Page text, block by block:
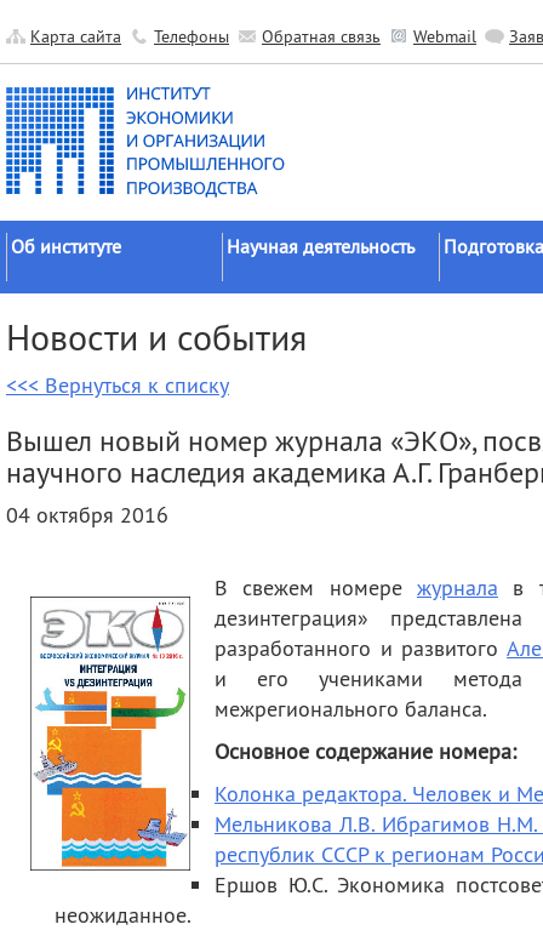
Карта сайта Телефоны Обратная связь Webmail
Об институте
Официальные документы
История
Научные подразделения
Прочие подразделения
Издательская
Научная деятельность
исследований
Гранты
Научные школы
Публикации
советы
Целевое
Новости и события
<<< Вернуться к списку
Вышел новый номер журнала «ЭКО»,
научного наследия академика А.Г.
04 октября 2016
В свежем номере журнала в
дезинтеграция»
разработанного и развитого
и его учениками метода
межрегионального баланса.
Основное содержание номера:
Колонка редактора. Человек и
Мельникова Л.В. Ибрагимов
республик СССР к регионам
Ершов Ю.С. Экономика
неожиданное.